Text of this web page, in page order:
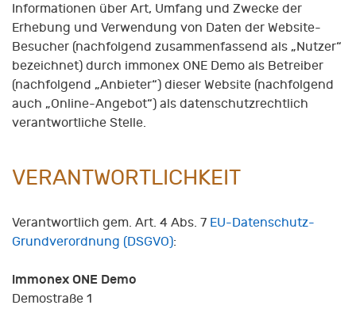
Informationen über Art, Umfang und Zwecke der
Erhebung und Verwendung von Daten der Website-
Besucher (nachfolgend zusammenfassend als „Nutzer“
bezeichnet) durch immonex ONE Demo als Betreiber
(nachfolgend „Anbieter“) dieser Website (nachfolgend
auch „Online-Angebot“) als datenschutzrechtlich
verantwortliche Stelle.
VERANTWORTLICHKEIT
Verantwortlich gem. Art. 4 Abs. 7 EU-Datenschutz-
Grundverordnung (DSGVO):
immonex ONE Demo
Demostraße 1